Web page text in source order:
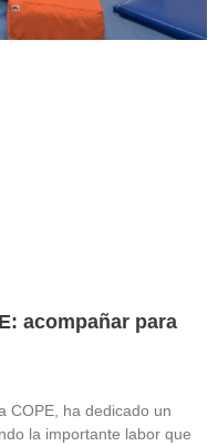
acompañar para
COPE, ha dedicado un
la importante labor que